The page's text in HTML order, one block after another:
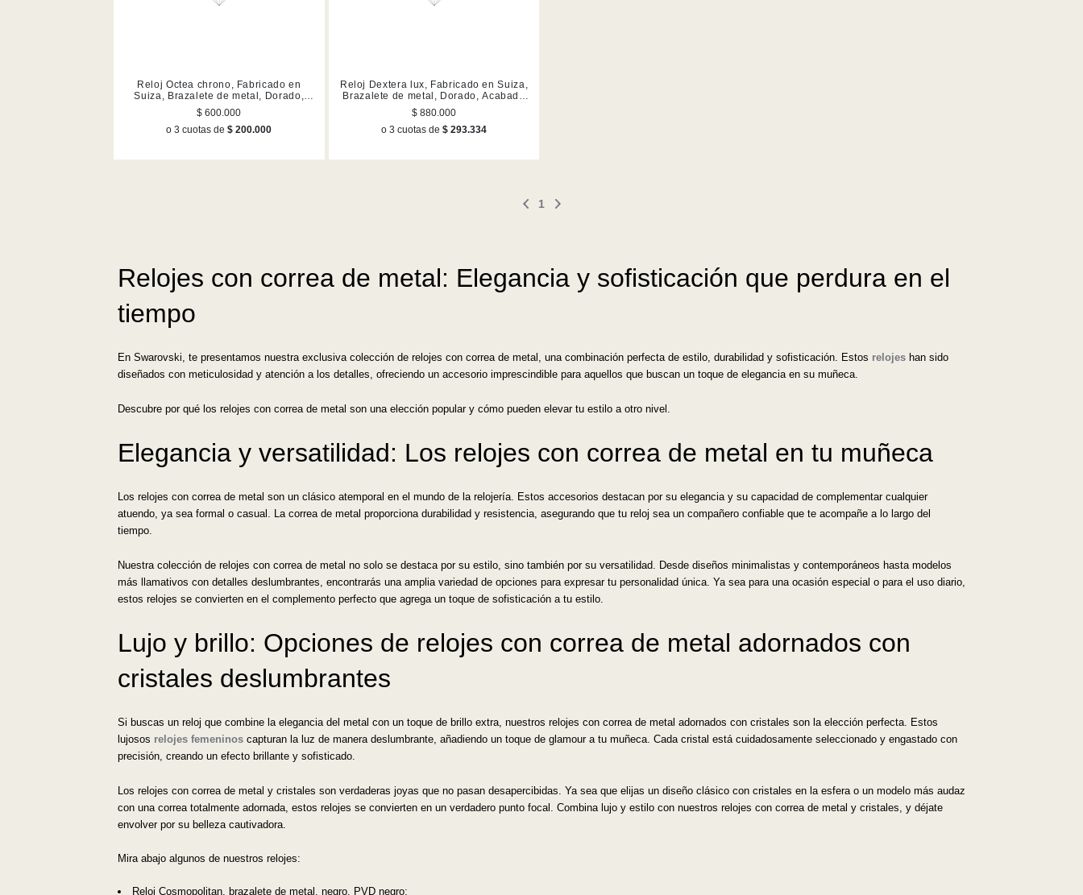
Reloj Octea chrono, Fabricado en
Suiza, Brazalete de metal, Dorado,
Acabado en tono oro champán
$ 600.000
o 3 cuotas de$ 200.000
Reloj Dextera lux, Fabricado en Suiza,
Brazalete de metal, Dorado, Acabado
en tono oro
$ 880.000
o 3 cuotas de$ 293.334
1
Relojes con correa de metal: Elegancia y sofisticación que perdura en el
tiempo
En Swarovski, te presentamos nuestra exclusiva colección de relojes con correa de metal, una combinación perfecta de estilo, durabilidad y sofisticación. Estos relojeshan sido
diseñados con meticulosidad y atención a los detalles, ofreciendo un accesorio imprescindible para aquellos que buscan un toque de elegancia en su muñeca.
Descubre por qué los relojes con correa de metal son una elección popular y cómo pueden elevar tu estilo a otro nivel.
Elegancia y versatilidad: Los relojes con correa de metal en tu muñeca
Los relojes con correa de metal son un clásico atemporal en el mundo de la relojería. Estos accesorios destacan por su elegancia y su capacidad de complementar cualquier
atuendo, ya sea formal o casual. La correa de metal proporciona durabilidad y resistencia, asegurando que tu reloj sea un compañero confiable que te acompañe a lo largo del
tiempo.
Nuestra colección de relojes con correa de metal no solo se destaca por su estilo, sino también por su versatilidad. Desde diseños minimalistas y contemporáneos hasta modelos
más llamativos con detalles deslumbrantes, encontrarás una amplia variedad de opciones para expresar tu personalidad única. Ya sea para una ocasión especial o para el uso diario,
estos relojes se convierten en el complemento perfecto que agrega un toque de sofisticación a tu estilo.
Lujo y brillo: Opciones de relojes con correa de metal adornados con
cristales deslumbrantes
Si buscas un reloj que combine la elegancia del metal con un toque de brillo extra, nuestros relojes con correa de metal adornados con cristales son la elección perfecta. Estos
lujosos relojes femeninoscapturan la luz de manera deslumbrante, añadiendo un toque de glamour a tu muñeca. Cada cristal está cuidadosamente seleccionado y engastado con
precisión, creando un efecto brillante y sofisticado.
Los relojes con correa de metal y cristales son verdaderas joyas que no pasan desapercibidas. Ya sea que elijas un diseño clásico con cristales en la esfera o un modelo más audaz
con una correa totalmente adornada, estos relojes se convierten en un verdadero punto focal. Combina lujo y estilo con nuestros relojes con correa de metal y cristales, y déjate
envolver por su belleza cautivadora.
Mira abajo algunos de nuestros relojes:
Reloj Cosmopolitan, brazalete de metal, negro, PVD negro;